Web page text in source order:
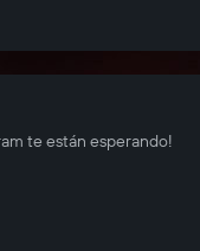
te están esperando!